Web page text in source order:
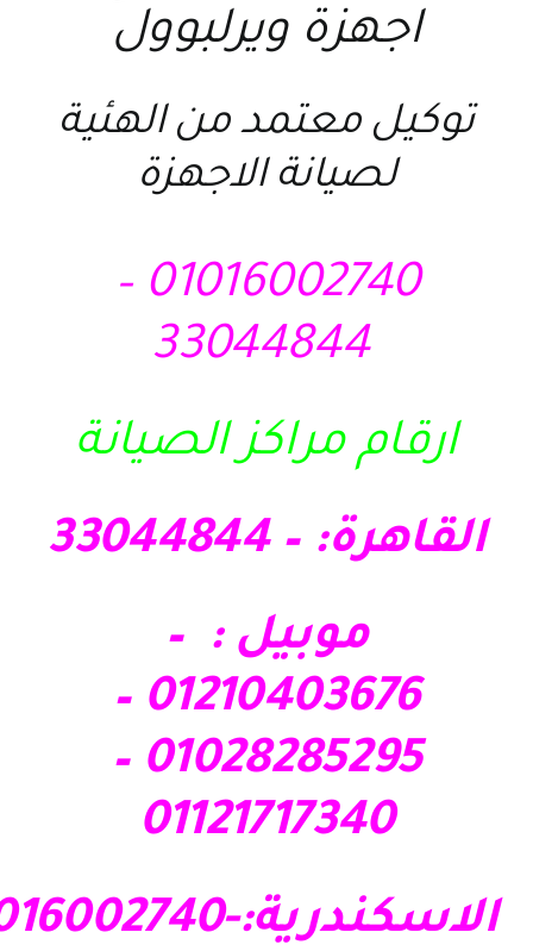
اجهزة ويرلبوول
توكيل معتمد من الهئية
لصيانة الاجهزة
01016002740 –
33044844
ارقام مراكز الصيانة
القاهرة: – 33044844
موبيل : –
01210403676 –
01028285295 –
01121717340
الاسكندرية:-01016002740